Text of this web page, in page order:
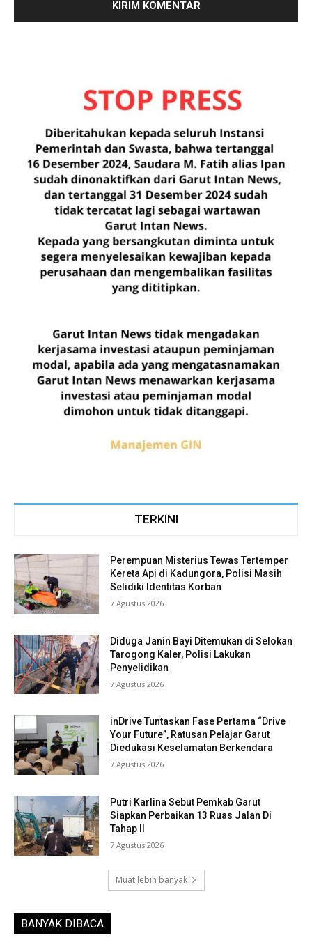
TERKINI
Perempuan Misterius Tewas Tertemper
Kereta Api di Kadungora, Polisi Masih
Selidiki Identitas Korban
7 Agustus 2026
Diduga Janin Bayi Ditemukan di Selokan
Tarogong Kaler, Polisi Lakukan
Penyelidikan
7 Agustus 2026
inDrive Tuntaskan Fase Pertama “Drive
Your Future”, Ratusan Pelajar Garut
Diedukasi Keselamatan Berkendara
7 Agustus 2026
Putri Karlina Sebut Pemkab Garut
Siapkan Perbaikan 13 Ruas Jalan Di
Tahap II
7 Agustus 2026
Muat lebih banyak
BANYAK DIBACA